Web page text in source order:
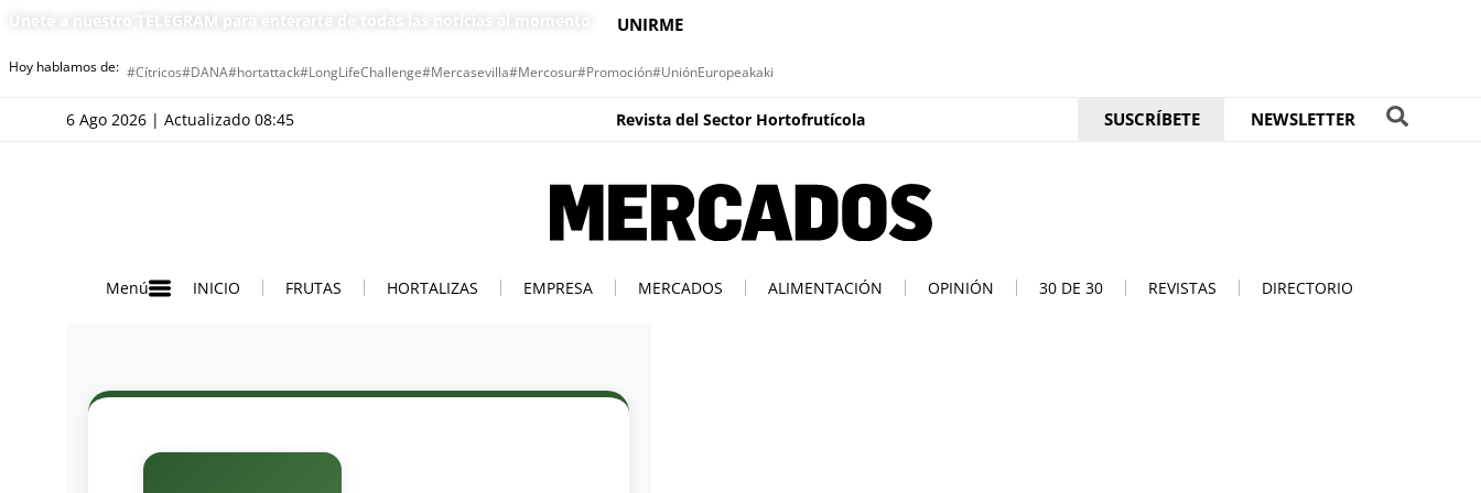
Únete a nuestro TELEGRAM para enterarte de todas las noticias al momento UNIRME
Hoy hablamos de: #Cítricos#DANA#hortattack#LongLifeChallenge#Mercasevilla#Mercosur#Promoción#UniónEuropeakaki
6 Ago 2026 | Actualizado 08:45 Revista del Sector Hortofrutícola SUSCRÍBETE NEWSLETTER
Menú INICIO FRUTAS HORTALIZAS EMPRESA MERCADOS ALIMENTACIÓN OPINIÓN 30 DE 30 REVISTAS DIRECTORIO